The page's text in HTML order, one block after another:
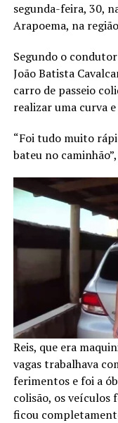
segunda-feira, 30,
Arapoema, na
Segundo o
João Batista
carro de passeio
realizar uma curva
“Foi tudo muito
bateu no
Reis, que era
vagas trabalhava
ferimentos e foi a
colisão, os veículos
ficou